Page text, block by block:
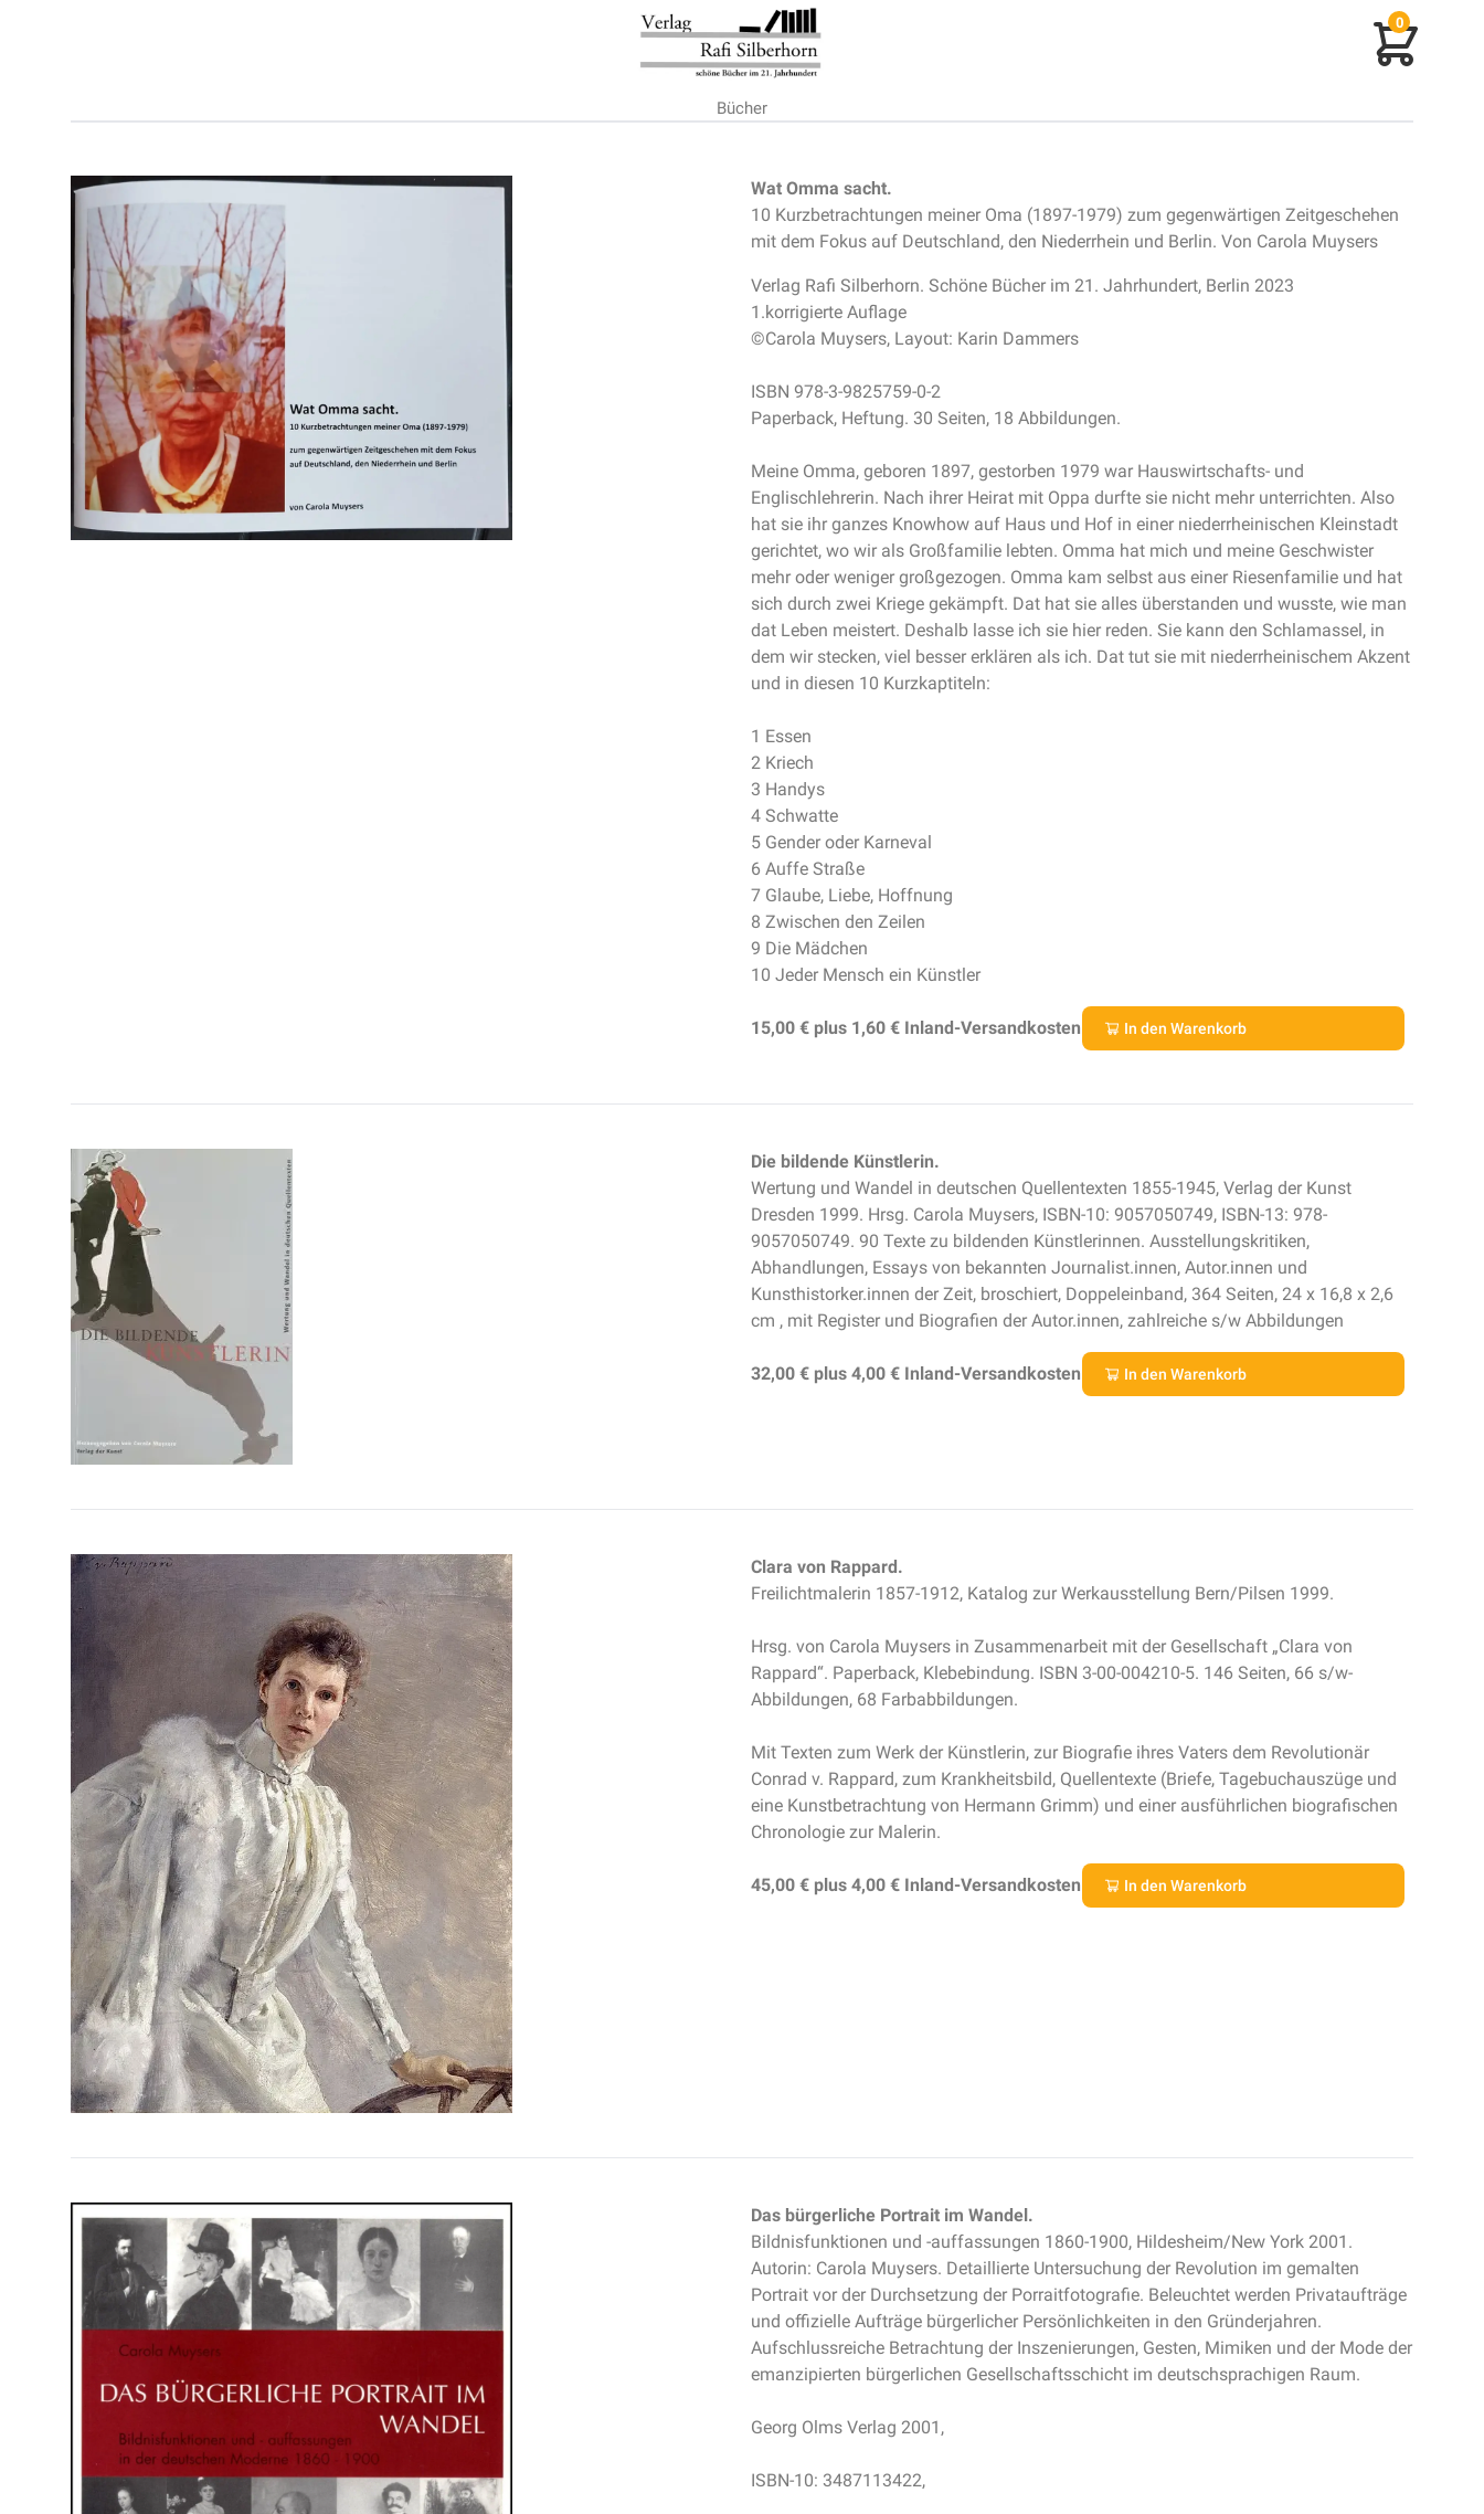
0
Bücher
Wat Omma sacht.
10 Kurzbetrachtungen meiner Oma (1897-1979) zum gegenwärtigen Zeitgeschehen
mit dem Fokus auf Deutschland, den Niederrhein und Berlin. Von Carola Muysers
Verlag Rafi Silberhorn. Schöne Bücher im 21. Jahrhundert, Berlin 2023
1.korrigierte Auflage
©Carola Muysers, Layout: Karin Dammers
ISBN 978-3-9825759-0-2
Paperback, Heftung. 30 Seiten, 18 Abbildungen.
Meine Omma, geboren 1897, gestorben 1979 war Hauswirtschafts- und
Englischlehrerin. Nach ihrer Heirat mit Oppa durfte sie nicht mehr unterrichten. Also
hat sie ihr ganzes Knowhow auf Haus und Hof in einer niederrheinischen Kleinstadt
gerichtet, wo wir als Großfamilie lebten. Omma hat mich und meine Geschwister
mehr oder weniger großgezogen. Omma kam selbst aus einer Riesenfamilie und hat
sich durch zwei Kriege gekämpft. Dat hat sie alles überstanden und wusste, wie man
dat Leben meistert. Deshalb lasse ich sie hier reden. Sie kann den Schlamassel, in
dem wir stecken, viel besser erklären als ich. Dat tut sie mit niederrheinischem Akzent
und in diesen 10 Kurzkaptiteln:
1 Essen
2 Kriech
3 Handys
4 Schwatte
5 Gender oder Karneval
6 Auffe Straße
7 Glaube, Liebe, Hoffnung
8 Zwischen den Zeilen
9 Die Mädchen
10 Jeder Mensch ein Künstler
15,00 € plus 1,60 € Inland-Versandkosten In den Warenkorb
Die bildende Künstlerin.
Wertung und Wandel in deutschen Quellentexten 1855-1945, Verlag der Kunst
Dresden 1999. Hrsg. Carola Muysers, ISBN-10: 9057050749, ISBN-13: 978-
9057050749. 90 Texte zu bildenden Künstlerinnen. Ausstellungskritiken,
Abhandlungen, Essays von bekannten Journalist.innen, Autor.innen und
Kunsthistorker.innen der Zeit, broschiert, Doppeleinband, 364 Seiten, 24 x 16,8 x 2,6
cm , mit Register und Biografien der Autor.innen, zahlreiche s/w Abbildungen
32,00 € plus 4,00 € Inland-Versandkosten In den Warenkorb
Clara von Rappard.
Freilichtmalerin 1857-1912, Katalog zur Werkausstellung Bern/Pilsen 1999.
Hrsg. von Carola Muysers in Zusammenarbeit mit der Gesellschaft „Clara von
Rappard“. Paperback, Klebebindung. ISBN 3-00-004210-5. 146 Seiten, 66 s/w-
Abbildungen, 68 Farbabbildungen.
Mit Texten zum Werk der Künstlerin, zur Biografie ihres Vaters dem Revolutionär
Conrad v. Rappard, zum Krankheitsbild, Quellentexte (Briefe, Tagebuchauszüge und
eine Kunstbetrachtung von Hermann Grimm) und einer ausführlichen biografischen
Chronologie zur Malerin.
45,00 € plus 4,00 € Inland-Versandkosten In den Warenkorb
Das bürgerliche Portrait im Wandel.
Bildnisfunktionen und -auffassungen 1860-1900, Hildesheim/New York 2001.
Autorin: Carola Muysers. Detaillierte Untersuchung der Revolution im gemalten
Portrait vor der Durchsetzung der Porraitfotografie. Beleuchtet werden Privataufträge
und offizielle Aufträge bürgerlicher Persönlichkeiten in den Gründerjahren.
Aufschlussreiche Betrachtung der Inszenierungen, Gesten, Mimiken und der Mode der
emanzipierten bürgerlichen Gesellschaftsschicht im deutschsprachigen Raum.
Georg Olms Verlag 2001,
ISBN-10: 3487113422,